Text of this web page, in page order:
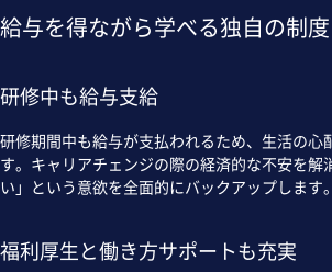
給与を得ながら学べる独自の制度
研修中も給与支給
研修期間中も給与が支払われるため、生活の心
す。キャリアチェンジの際の経済的な不安を解
い」という意欲を全面的にバックアップします。
福利厚生と働き方サポートも充実